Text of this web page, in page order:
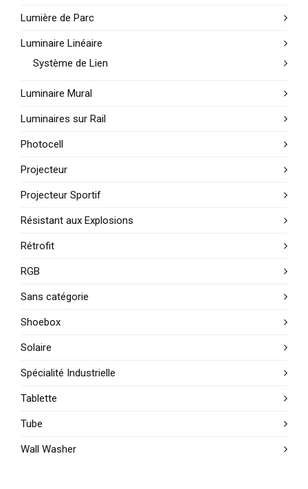
Lumière de Parc
Luminaire Linéaire
Système de Lien
Luminaire Mural
Luminaires sur Rail
Photocell
Projecteur
Projecteur Sportif
Résistant aux Explosions
Rétrofit
RGB
Sans catégorie
Shoebox
Solaire
Spécialité Industrielle
Tablette
Tube
Wall Washer